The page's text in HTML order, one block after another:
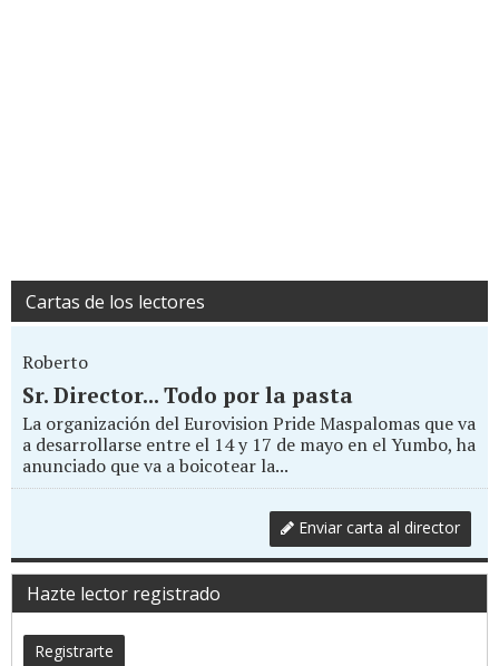
Cartas de los lectores
Roberto
Sr. Director... Todo por la pasta
La organización del Eurovision Pride Maspalomas que va
a desarrollarse entre el 14 y 17 de mayo en el Yumbo, ha
anunciado que va a boicotear la...
Enviar carta al director
Hazte lector registrado
Registrarte